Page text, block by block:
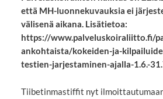
että MH-luonnekuvauksia ei
välisenä aikana. Lisätietoa:
https://www.palveluskoiraliitto.fi/
ankohtaista/kokeiden-ja-
testien-jarjestaminen-ajalla-1.6.-
Tiibetinmastiffit nyt